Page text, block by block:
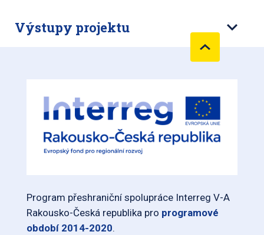
Výstupy projektu
Program přeshraniční spolupráce Interreg V-A
Rakousko-Česká republika pro programové
období 2014-2020.